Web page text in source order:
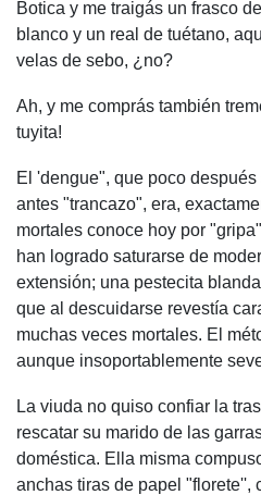
Botica y me traigás un frasco
blanco y un real de tuétano,
velas de sebo, ¿no?
Ah, y me comprás también
tuyita!
El 'dengue", que poco
antes "trancazo", era,
mortales conoce hoy por
han logrado saturarse de
extensión; una pestecita
que al descuidarse revestía
muchas veces mortales. El
aunque insoportablemente
La viuda no quiso confiar la
rescatar su marido de las
doméstica. Ella misma
anchas tiras de papel "florete'',